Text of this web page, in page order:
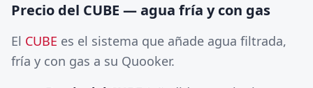
Precio del CUBE — agua fría y con gas
El CUBE es el sistema que añade agua filtrada,
fría y con gas a su Quooker.